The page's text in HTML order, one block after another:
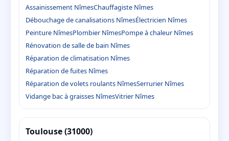
Assainissement NîmesChauffagiste Nîmes
Débouchage de canalisations NîmesÉlectricien Nîmes
Peinture NîmesPlombier NîmesPompe à chaleur Nîmes
Rénovation de salle de bain Nîmes
Réparation de climatisation Nîmes
Réparation de fuites Nîmes
Réparation de volets roulants NîmesSerrurier Nîmes
Vidange bac à graisses NîmesVitrier Nîmes
Toulouse (31000)